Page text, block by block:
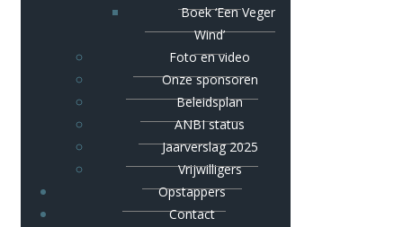
Boek ‘Een Veger
Wind’
Foto en video
Onze sponsoren
Beleidsplan
ANBI status
Jaarverslag 2025
Vrijwilligers
Opstappers
Contact